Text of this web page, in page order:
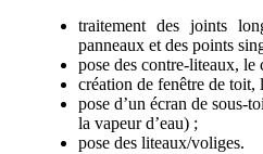
traitement des joints
panneaux et des points
pose des contre-liteaux, le
création de fenêtre de toit,
pose d’un écran de sous-
la vapeur d’eau) ;
pose des liteaux/voliges.